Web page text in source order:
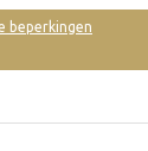
beperkingen